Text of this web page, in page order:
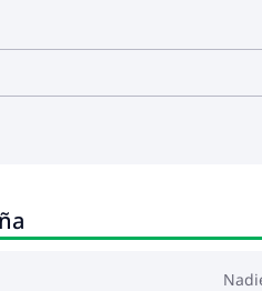
cojín de respaldo: 55 x 45
esquina